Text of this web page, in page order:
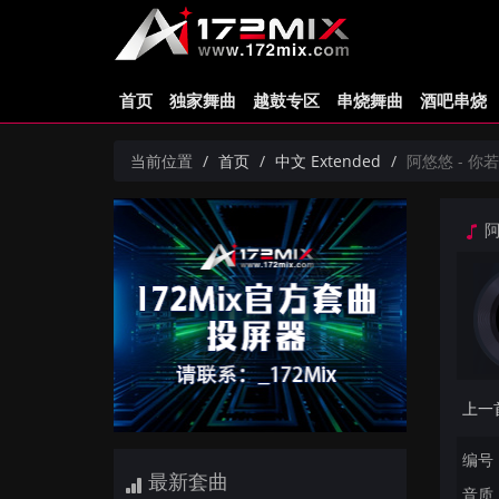
首页 独家舞曲 越鼓专区 串烧舞曲 酒吧串烧
当前位置 首页 中文 Extended 阿悠悠 - 你
最新套曲
编号
音质